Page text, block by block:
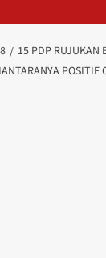
15 PDP RUJUKAN
POSITIF